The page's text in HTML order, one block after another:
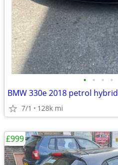
• • • •
BMW 330e 2018 petrol hybrid
7/1 128k mi
£999